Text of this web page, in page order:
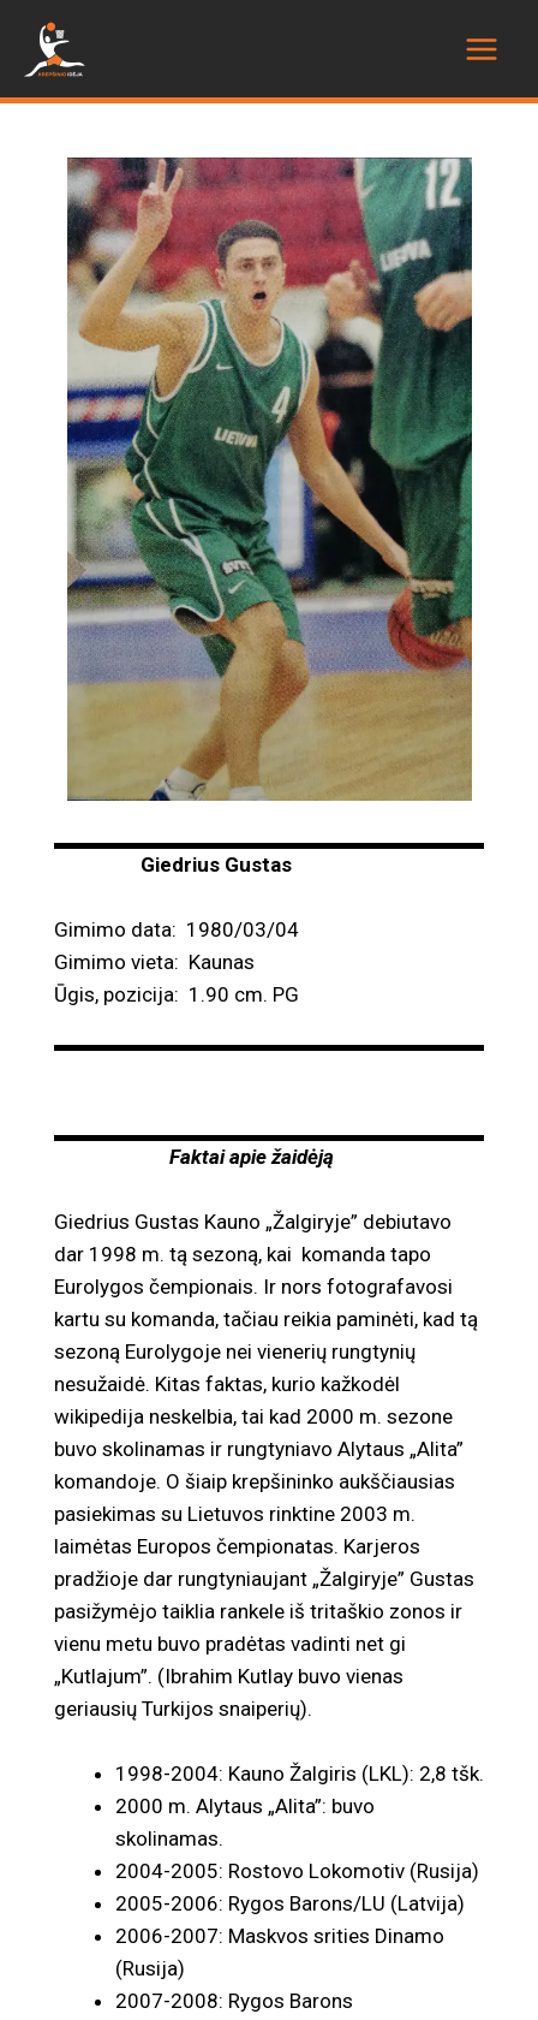
Giedrius Gustas
Gimimo data: 1980/03/04
Gimimo vieta: Kaunas
Ūgis, pozicija: 1.90 cm. PG
Faktai apie žaidėją
Giedrius Gustas Kauno „Žalgiryje” debiutavo
dar 1998 m. tą sezoną, kai komanda tapo
Eurolygos čempionais. Ir nors fotografavosi
kartu su komanda, tačiau reikia paminėti, kad tą
sezoną Eurolygoje nei vienerių rungtynių
nesužaidė. Kitas faktas, kurio kažkodėl
wikipedija neskelbia, tai kad 2000 m. sezone
buvo skolinamas ir rungtyniavo Alytaus „Alita”
komandoje. O šiaip krepšininko aukščiausias
pasiekimas su Lietuvos rinktine 2003 m.
laimėtas Europos čempionatas. Karjeros
pradžioje dar rungtyniaujant „Žalgiryje” Gustas
pasižymėjo taiklia rankele iš tritaškio zonos ir
vienu metu buvo pradėtas vadinti net gi
„Kutlajum”. (Ibrahim Kutlay buvo vienas
geriausių Turkijos snaiperių).
1998-2004: Kauno Žalgiris (LKL): 2,8 tšk.
2000 m. Alytaus „Alita”: buvo
skolinamas.
2004-2005: Rostovo Lokomotiv (Rusija)
2005-2006: Rygos Barons/LU (Latvija)
2006-2007: Maskvos srities Dinamo
(Rusija)
2007-2008: Rygos Barons